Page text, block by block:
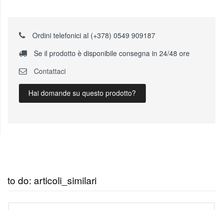
Ordini telefonici al (+378) 0549 909187
Se il prodotto è disponibile consegna in 24/48 ore
Contattaci
Hai domande su questo prodotto?
to do: articoli_similari